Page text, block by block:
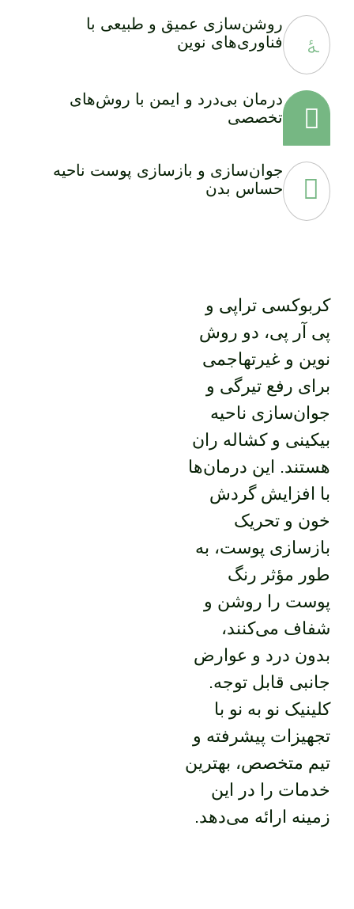
روشن‌سازی عمیق و طبیعی با
فناوری‌های نوین
درمان بی‌درد و ایمن با روش‌های
تخصصی
جوان‌سازی و بازسازی پوست ناحیه
حساس بدن
کربوکسی تراپی و
پی آر پی، دو روش
نوین و غیرتهاجمی
برای رفع تیرگی و
جوان‌سازی ناحیه
بیکینی و کشاله ران
هستند. این درمان‌ها
با افزایش گردش
خون و تحریک
بازسازی پوست، به
طور مؤثر رنگ
پوست را روشن و
شفاف می‌کنند،
بدون درد و عوارض
جانبی قابل توجه.
کلینیک نو به نو با
تجهیزات پیشرفته و
تیم متخصص، بهترین
خدمات را در این
زمینه ارائه می‌دهد.